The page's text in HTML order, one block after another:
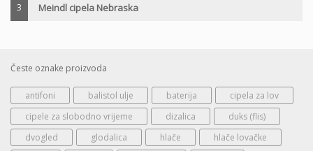
3 Meindl cipela Nebraska
Česte oznake proizvoda
antifoni balistol ulje baterija
cipela za lov
cipele za slobodno vrijeme
dizalica
duks (flis)
dvogled
glodalica hlače
hlače lovačke